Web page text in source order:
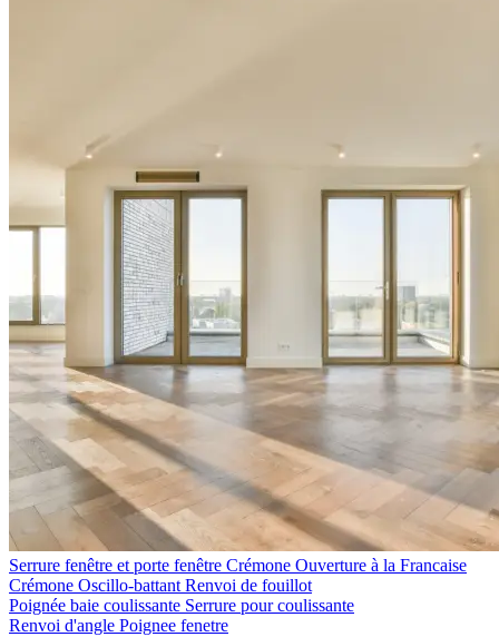
Serrure fenêtre et porte fenêtre
Crémone Ouverture à la Francaise
Crémone Oscillo-battant Renvoi de fouillot
Poignée baie coulissante Serrure pour coulissante
Renvoi d'angle Poignee fenetre